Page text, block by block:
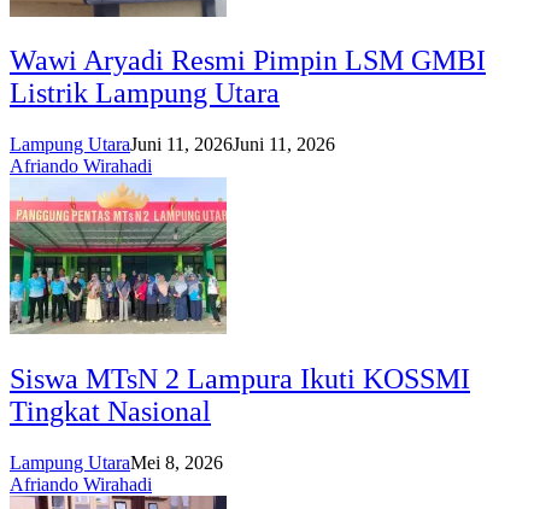
Wawi Aryadi Resmi Pimpin LSM GMBI
Listrik Lampung Utara
Lampung UtaraJuni 11, 2026Juni 11, 2026
Afriando Wirahadi
Siswa MTsN 2 Lampura Ikuti KOSSMI
Tingkat Nasional
Lampung UtaraMei 8, 2026
Afriando Wirahadi